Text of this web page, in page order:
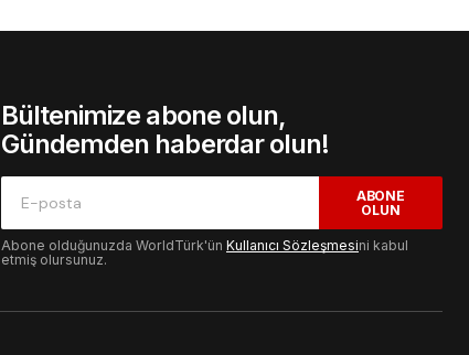
Bültenimize abone olun,
Gündemden haberdar olun!
ABONE
OLUN
Abone olduğunuzda WorldTürk'ün Kullanıcı Sözleşmesini kabul
etmiş olursunuz.